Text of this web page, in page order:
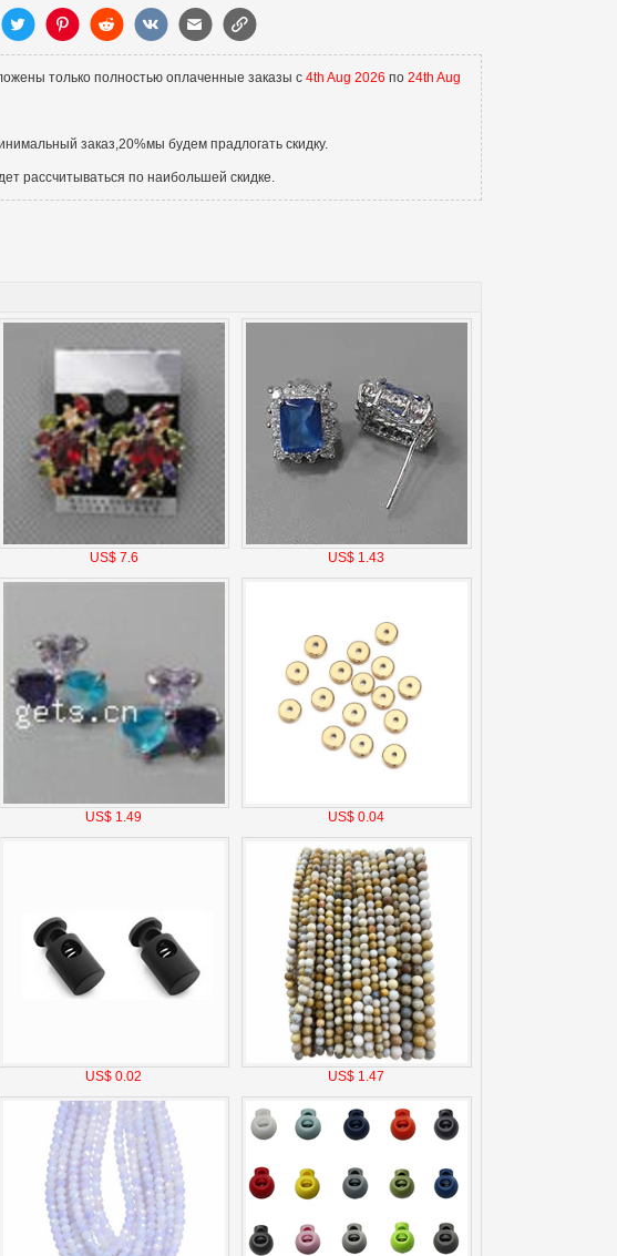
только полностью оплаченные заказы с 4th Aug 2026 по 24th Aug
заказ,20%мы будем прадлогать скидку.
рассчитываться по наибольшей скидке.
US$ 7.6 US$ 1.43
US$ 1.49 US$ 0.04
US$ 0.02 US$ 1.47